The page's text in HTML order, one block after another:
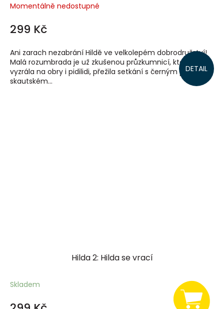
Momentálně nedostupné
299 Kč
DETAIL
Ani zarach nezabrání Hildě ve velkolepém dobrodružství!
Malá rozumbrada je už zkušenou průzkumnicí, která
vyzrála na obry i pidilidi, přežila setkání s černým psem na
skautském...
Hilda 2: Hilda se vrací
Skladem